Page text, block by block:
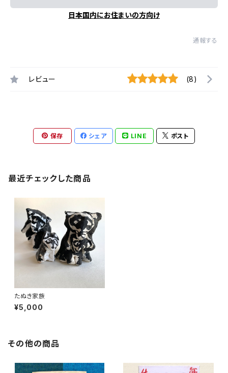
日本国内にお住まいの方向け
通報する
レビュー (8)
保存 シェア LINE ポスト
最近チェックした商品
たぬき家族
¥5,000
その他の商品